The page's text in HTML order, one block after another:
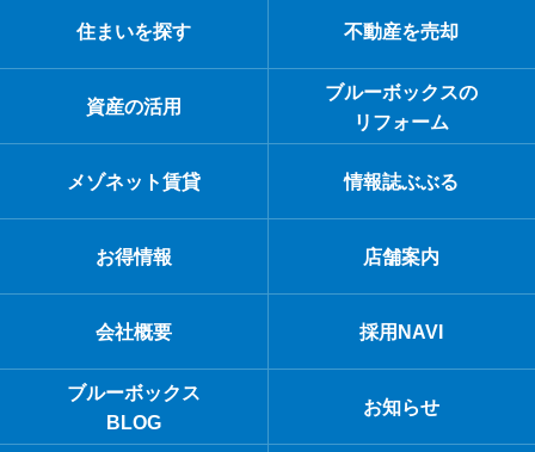
住まいを探す 不動産を売却
資産の活用
ブルーボックスの
リフォーム
メゾネット賃貸 情報誌ぶぶる
お得情報 店舗案内
会社概要 採用NAVI
ブルーボックス
BLOG
お知らせ